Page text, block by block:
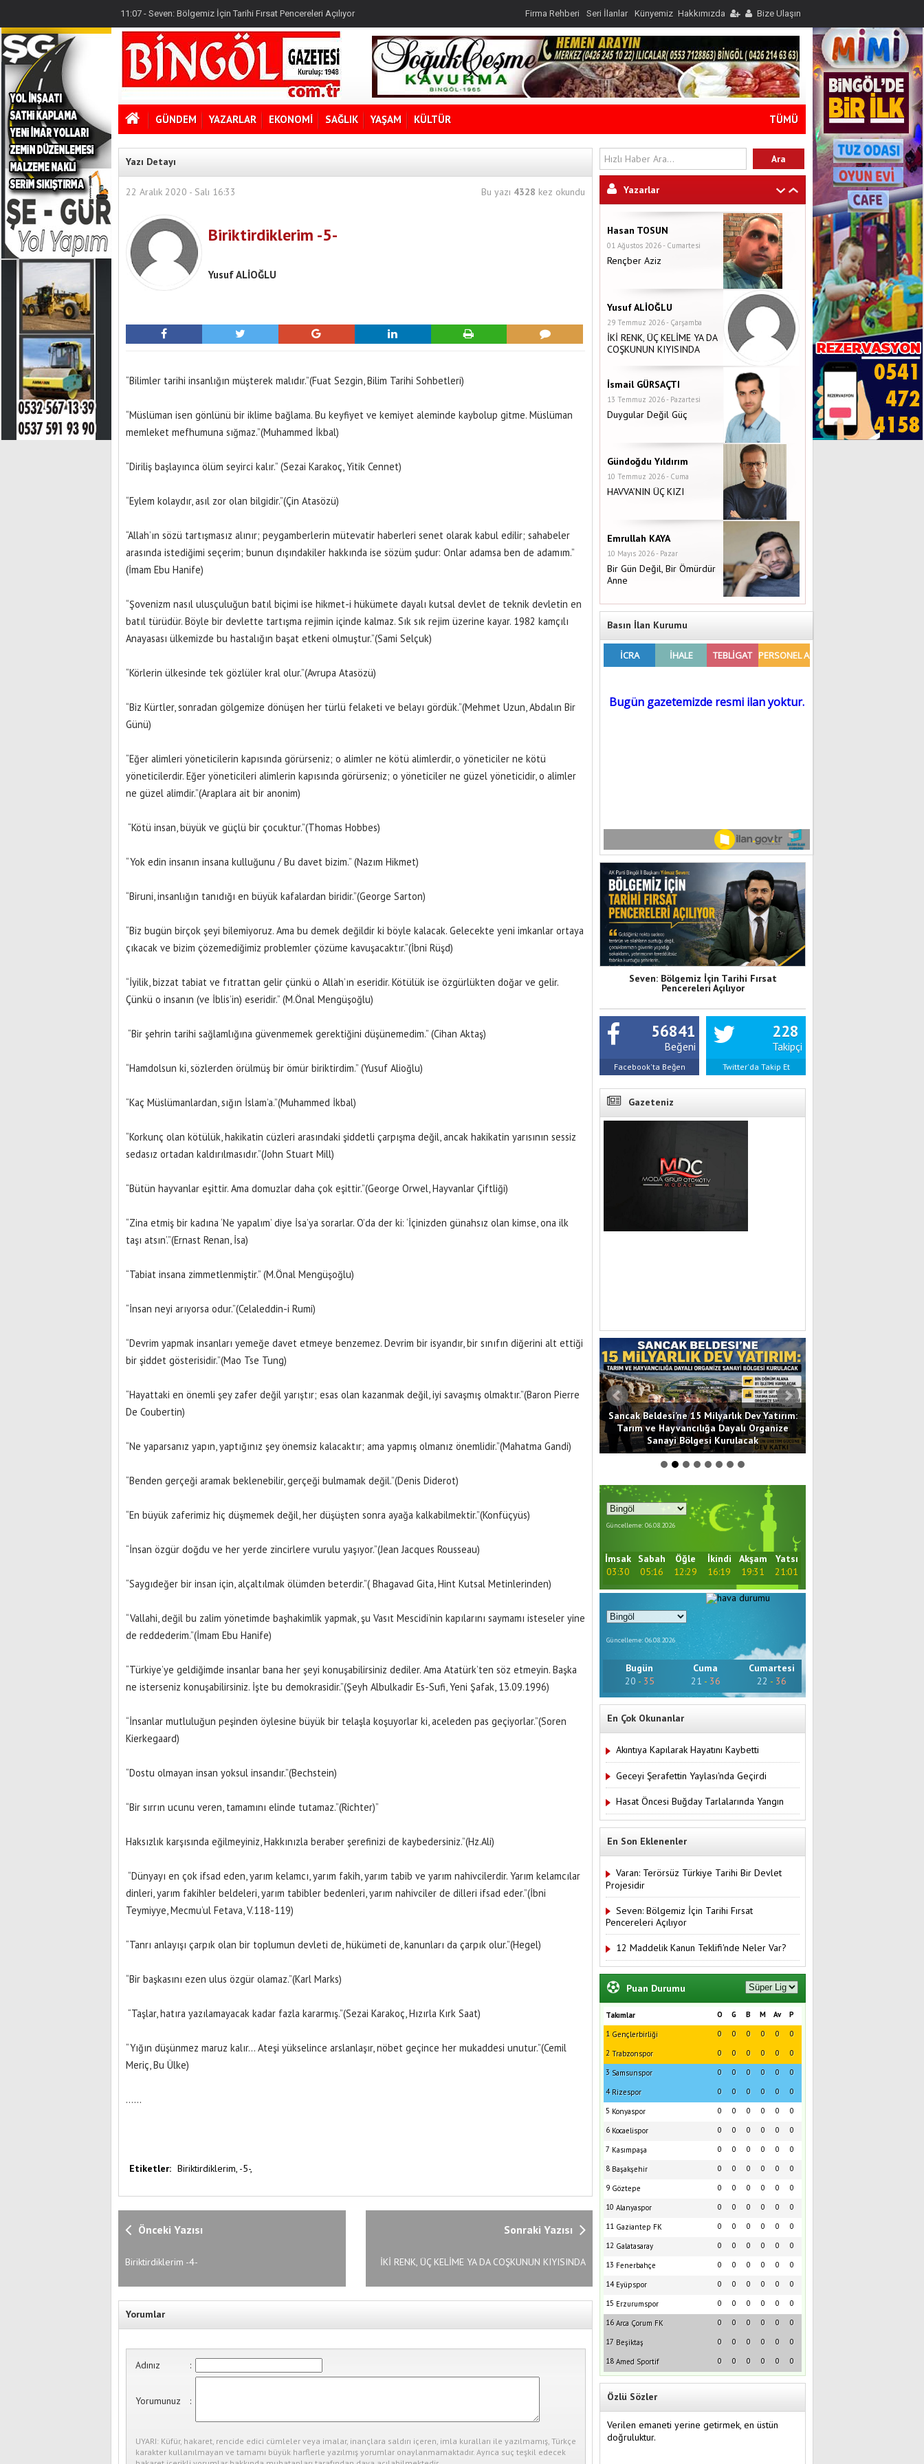
11:07 - Seven: Bölgemiz İçin Tarihi Fırsat Pencereleri Açılıyor
11:19 - Varan: Terörsüz Türkiye Tarihi Bir Devlet Projesidir
Firma Rehberi Seri İlanlar Künyemiz Hakkımızda Bize Ulaşın
GÜNDEM YAZARLAR EKONOMİ SAĞLIK YAŞAM KÜLTÜR TÜMÜ
Yazı Detayı
22 Aralık 2020 - Salı 16:33 Bu yazı 4328 kez okundu
Biriktirdiklerim -5-
Yusuf ALİOĞLU
“Bilimler tarihi insanlığın müşterek malıdır.”(Fuat Sezgin, Bilim Tarihi Sohbetleri)
“Müslüman isen gönlünü bir iklime bağlama. Bu keyfiyet ve kemiyet aleminde kaybolup gitme. Müslüman
memleket mefhumuna sığmaz.”(Muhammed İkbal)
“Diriliş başlayınca ölüm seyirci kalır.” (Sezai Karakoç, Yitik Cennet)
“Eylem kolaydır, asıl zor olan bilgidir.”(Çin Atasözü)
“Allah’ın sözü tartışmasız alınır; peygamberlerin mütevatir haberleri senet olarak kabul edilir; sahabeler
arasında istediğimi seçerim; bunun dışındakiler hakkında ise sözüm şudur: Onlar adamsa ben de adamım.”
(İmam Ebu Hanife)
“Şovenizm nasıl ulusçuluğun batıl biçimi ise hikmet-i hükümete dayalı kutsal devlet de teknik devletin en
batıl türüdür. Böyle bir devlette tartışma rejimin içinde kalmaz. Sık sık rejim üzerine kayar. 1982 kamçılı
Anayasası ülkemizde bu hastalığın başat etkeni olmuştur.”(Sami Selçuk)
“Körlerin ülkesinde tek gözlüler kral olur.”(Avrupa Atasözü)
“Biz Kürtler, sonradan gölgemize dönüşen her türlü felaketi ve belayı gördük.”(Mehmet Uzun, Abdalın Bir
Günü)
“Eğer alimleri yöneticilerin kapısında görürseniz; o alimler ne kötü alimlerdir, o yöneticiler ne kötü
yöneticilerdir. Eğer yöneticileri alimlerin kapısında görürseniz; o yöneticiler ne güzel yöneticidir, o alimler
ne güzel alimdir.”(Araplara ait bir anonim)
“Kötü insan, büyük ve güçlü bir çocuktur.”(Thomas Hobbes)
“Yok edin insanın insana kulluğunu / Bu davet bizim.” (Nazım Hikmet)
“Biruni, insanlığın tanıdığı en büyük kafalardan biridir.”(George Sarton)
“Biz bugün birçok şeyi bilemiyoruz. Ama bu demek değildir ki böyle kalacak. Gelecekte yeni imkanlar ortaya
çıkacak ve bizim çözemediğimiz problemler çözüme kavuşacaktır.”(İbni Rüşd)
“İyilik, bizzat tabiat ve fıtrattan gelir çünkü o Allah’ın eseridir. Kötülük ise özgürlükten doğar ve gelir.
Çünkü o insanın (ve İblis’in) eseridir.” (M.Önal Mengüşoğlu)
“Bir şehrin tarihi sağlamlığına güvenmemek gerektiğini düşünemedim.” (Cihan Aktaş)
“Hamdolsun ki, sözlerden örülmüş bir ömür biriktirdim.” (Yusuf Alioğlu)
“Kaç Müslümanlardan, sığın İslam’a.”(Muhammed İkbal)
“Korkunç olan kötülük, hakikatin cüzleri arasındaki şiddetli çarpışma değil, ancak hakikatin yarısının sessiz
sedasız ortadan kaldırılmasıdır.”(John Stuart Mill)
“Bütün hayvanlar eşittir. Ama domuzlar daha çok eşittir.”(George Orwel, Hayvanlar Çiftliği)
“Zina etmiş bir kadına ‘Ne yapalım’ diye İsa’ya sorarlar. O’da der ki: ‘İçinizden günahsız olan kimse, ona ilk
taşı atsın’.”(Ernast Renan, İsa)
“Tabiat insana zimmetlenmiştir.” (M.Önal Mengüşoğlu)
“İnsan neyi arıyorsa odur.”(Celaleddin-i Rumi)
“Devrim yapmak insanları yemeğe davet etmeye benzemez. Devrim bir isyandır, bir sınıfın diğerini alt ettiği
bir şiddet gösterisidir.”(Mao Tse Tung)
“Hayattaki en önemli şey zafer değil yarıştır; esas olan kazanmak değil, iyi savaşmış olmaktır.”(Baron Pierre
De Coubertin)
“Ne yaparsanız yapın, yaptığınız şey önemsiz kalacaktır; ama yapmış olmanız önemlidir.”(Mahatma Gandi)
“Benden gerçeği aramak beklenebilir, gerçeği bulmamak değil.”(Denis Diderot)
“En büyük zaferimiz hiç düşmemek değil, her düşüşten sonra ayağa kalkabilmektir.”(Konfüçyüs)
“İnsan özgür doğdu ve her yerde zincirlere vurulu yaşıyor.”(Jean Jacques Rousseau)
“Saygıdeğer bir insan için, alçaltılmak ölümden beterdir.”( Bhagavad Gita, Hint Kutsal Metinlerinden)
“Vallahi, değil bu zalim yönetimde başhakimlik yapmak, şu Vasıt Mescidi’nin kapılarını saymamı isteseler yine
de reddederim.”(İmam Ebu Hanife)
“Türkiye’ye geldiğimde insanlar bana her şeyi konuşabilirsiniz dediler. Ama Atatürk’ten söz etmeyin. Başka
ne isterseniz konuşabilirsiniz. İşte bu demokrasidir.”(Şeyh Albulkadir Es-Sufi, Yeni Şafak, 13.09.1996)
“İnsanlar mutluluğun peşinden öylesine büyük bir telaşla koşuyorlar ki, aceleden pas geçiyorlar.”(Soren
Kierkegaard)
“Dostu olmayan insan yoksul insandır.”(Bechstein)
“Bir sırrın ucunu veren, tamamını elinde tutamaz.”(Richter)”
Haksızlık karşısında eğilmeyiniz, Hakkınızla beraber şerefinizi de kaybedersiniz.”(Hz.Ali)
“Dünyayı en çok ifsad eden, yarım kelamcı, yarım fakih, yarım tabib ve yarım nahivcilerdir. Yarım kelamcılar
dinleri, yarım fakihler beldeleri, yarım tabibler bedenleri, yarım nahivciler de dilleri ifsad eder.”(İbni
Teymiyye, Mecmu’ul Fetava, V.118-119)
“Tanrı anlayışı çarpık olan bir toplumun devleti de, hükümeti de, kanunları da çarpık olur.”(Hegel)
“Bir başkasını ezen ulus özgür olamaz.”(Karl Marks)
“Taşlar, hatıra yazılamayacak kadar fazla kararmış.”(Sezai Karakoç, Hızırla Kırk Saat)
“Yığın düşünmez maruz kalır… Ateşi yükselince arslanlaşır, nöbet geçince her mukaddesi unutur.”(Cemil
Meriç, Bu Ülke)
......
Etiketler: Biriktirdiklerim, -5-,
Önceki Yazısı
Biriktirdiklerim -4-
Sonraki Yazısı
İKİ RENK, ÜÇ KELİME YA DA COŞKUNUN KIYISINDA
Yorumlar
Adınız :
Yorumunuz :
UYARI: Küfür, hakaret, rencide edici cümleler veya imalar, inançlara saldırı içeren, imla kuralları ile yazılmamış, Türkçe
karakter kullanılmayan ve tamamı büyük harflerle yazılmış yorumlar onaylanmamaktadır. Ayrıca suç teşkil edecek
Yazarlar
Hasan TOSUN
01 Ağustos 2026 - Cumartesi
Rençber Aziz
Yusuf ALİOĞLU
29 Temmuz 2026 - Çarşamba
İKİ RENK, ÜÇ KELİME YA DA
COŞKUNUN KIYISINDA
İsmail GÜRSAÇTI
13 Temmuz 2026 - Pazartesi
Duygular Değil Güç
Gündoğdu Yıldırım
10 Temmuz 2026 - Cuma
HAVVA’NIN ÜÇ KIZI
Emrullah KAYA
10 Mayıs 2026 - Pazar
Bir Gün Değil, Bir Ömürdür
Anne
Basın İlan Kurumu
Seven: Bölgemiz İçin Tarihi Fırsat
Pencereleri Açılıyor
56841
Beğeni
Facebook'ta Beğen
228
Takipçi
Twitter'da Takip Et
Gazeteniz
Gündoğdu Kavşağı’nda Kaza
Pencereleri Açılıyor
Sancak Beldesi’ne 15 Milyarlık Dev Yatırım:
Tarım ve Hayvancılığa Dayalı Organize
Sanayi Bölgesi Kurulacak
Güncelleme: 06.08.2026
İmsak
03:30
Sabah
05:16
Öğle
12:29
İkindi
16:19
Akşam
19:31
Yatsı
21:01
Güncelleme: 06.08.2026
Bugün
20 - 35
Cuma
21 - 36
Cumartesi
22 - 36
En Çok Okunanlar
Akıntıya Kapılarak Hayatını Kaybetti
Geceyi Şerafettin Yaylası'nda Geçirdi
Hasat Öncesi Buğday Tarlalarında Yangın
En Son Eklenenler
Varan: Terörsüz Türkiye Tarihi Bir Devlet
Projesidir
Seven: Bölgemiz İçin Tarihi Fırsat
Pencereleri Açılıyor
12 Maddelik Kanun Teklifi'nde Neler Var?
Puan Durumu
Takımlar P
Av
M
B
G
O
1 Gençlerbirliği 0
0
0
0
0
0
2 Trabzonspor 0
0
0
0
0
0
3 Samsunspor 0
0
0
0
0
0
4 Rizespor 0
0
0
0
0
0
5 Konyaspor 0
0
0
0
0
0
6 Kocaelispor 0
0
0
0
0
0
7 Kasımpaşa 0
0
0
0
0
0
8 Başakşehir 0
0
0
0
0
0
9 Göztepe 0
0
0
0
0
0
10 Alanyaspor 0
0
0
0
0
0
11 Gaziantep FK 0
0
0
0
0
0
12 Galatasaray 0
0
0
0
0
0
13 Fenerbahçe 0
0
0
0
0
0
14 Eyüpspor 0
0
0
0
0
0
15 Erzurumspor 0
0
0
0
0
0
16 Arca Çorum FK 0
0
0
0
0
0
17 Beşiktaş 0
0
0
0
0
0
18 Amed Sportif 0
0
0
0
0
0
Özlü Sözler
Verilen emaneti yerine getirmek, en üstün
doğruluktur.